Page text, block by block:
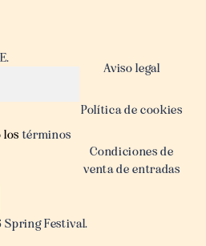
los términos
Aviso legal
Política de cookies
Condiciones de
venta de entradas
Spring Festival.